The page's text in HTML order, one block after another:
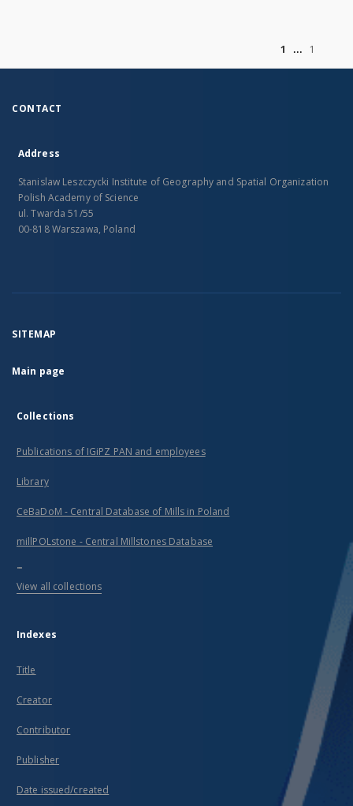
1
1
CONTACT
Address
Stanislaw Leszczycki Institute of Geography and Spatial Organization
Polish Academy of Science
ul. Twarda 51/55
00-818 Warszawa, Poland
SITEMAP
Main page
Collections
Publications of IGiPZ PAN and employees
Library
CeBaDoM - Central Database of Mills in Poland
millPOLstone - Central Millstones Database
...
View all collections
Indexes
Title
Creator
Contributor
Publisher
Date issued/created